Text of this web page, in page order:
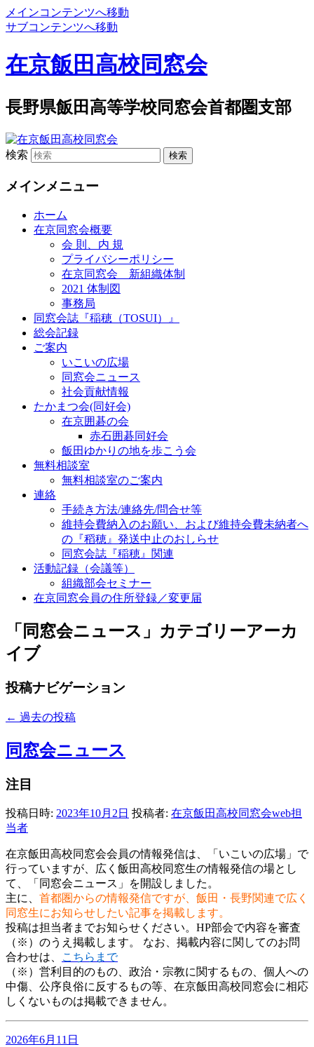
メインコンテンツへ移動
サブコンテンツへ移動
在京飯田高校同窓会
長野県飯田高等学校同窓会首都圏支部
検索
メインメニュー
ホーム
在京同窓会概要
会 則、内 規
プライバシーポリシー
在京同窓会 新組織体制
2021 体制図
事務局
同窓会誌『稲穂（TOSUI）』
総会記録
ご案内
いこいの広場
同窓会ニュース
社会貢献情報
たかまつ会(同好会)
在京囲碁の会
赤石囲碁同好会
飯田ゆかりの地を歩こう会
無料相談室
無料相談室のご案内
連絡
手続き方法/連絡先/問合せ等
維持会費納入のお願い、および維持会費未納者へ
の『稻穂』発送中止のおしらせ
同窓会誌『稲穂』関連
活動記録（会議等）
組織部会セミナー
在京同窓会員の住所登録／変更届
「 同窓会ニュース 」カテゴリーアーカ
イブ
投稿ナビゲーション
← 過去の投稿
同窓会ニュース
注目
投稿日時: 2023年10月2日 投稿者: 在京飯田高校同窓会web担
当者
在京飯田高校同窓会会員の情報発信は、「いこいの広場」で
行っていますが、広く飯田高校同窓生の情報発信の場とし
て、「同窓会ニュース」を開設しました。
主に、 首都圏からの情報発信ですが、飯田・長野関連で広く
同窓生にお知らせしたい記事を掲載します。
投稿は担当者までお知らせください。HP部会で内容を審査
（※）のうえ掲載します。 なお、掲載内容に関してのお問
合わせは、
こちらまで
（※）営利目的のもの、政治・宗教に関するもの、個人への
中傷、公序良俗に反するもの等、在京飯田高校同窓会に相応
しくないものは掲載できません。
2026年6月11日